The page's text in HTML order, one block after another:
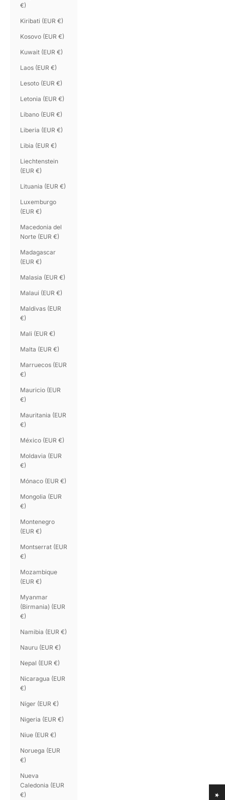
€)
Kiribati (EUR €)
Kosovo (EUR €)
Kuwait (EUR €)
Laos (EUR €)
Lesoto (EUR €)
Letonia (EUR €)
Líbano (EUR €)
Liberia (EUR €)
Libia (EUR €)
Liechtenstein
(EUR €)
Lituania (EUR €)
Luxemburgo
(EUR €)
Macedonia del
Norte (EUR €)
Madagascar
(EUR €)
Malasia (EUR €)
Malaui (EUR €)
Maldivas (EUR
€)
Mali (EUR €)
Malta (EUR €)
Marruecos (EUR
€)
Mauricio (EUR
€)
Mauritania (EUR
€)
México (EUR €)
Moldavia (EUR
€)
Mónaco (EUR €)
Mongolia (EUR
€)
Montenegro
(EUR €)
Montserrat (EUR
€)
Mozambique
(EUR €)
Myanmar
(Birmania) (EUR
€)
Namibia (EUR €)
Nauru (EUR €)
Nepal (EUR €)
Nicaragua (EUR
€)
Níger (EUR €)
Nigeria (EUR €)
Niue (EUR €)
Noruega (EUR
€)
Nueva
Caledonia (EUR
€)